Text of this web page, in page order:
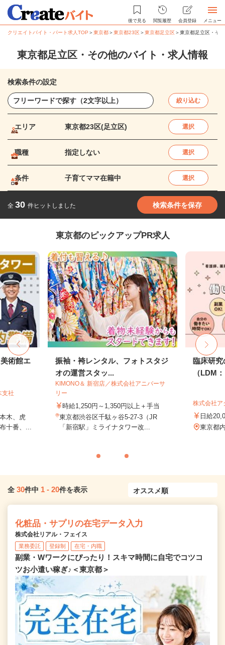
後で見る 閲覧履歴 会員登録 メニュー
クリエイトバイト・パート求人TOP ＞東京都＞東京都23区＞東京都足立区＞東京都足立区・そ
東京都足立区・その他のバイト・求人情報
検索条件の設定
絞り込む
エリア 東京都23区(足立区) 選択
職種 指定しない 選択
条件 子育てママ在籍中 選択
全 30 件ヒットしました 検索条件を保存
東京都のピックアップPR求人
術館エ
社
木、虎
十番、...
振袖・袴レンタル、フォトスタジ
オの運営スタッ...
KIMONO＆ 新宿店／株式会社アニバーサ
リー
時給1,250円～1,350円以上＋手当
東京都渋谷区千駄ヶ谷5-27-3（JR
「新宿駅」ミライナタワー改...
臨床研究
（LDM
株式会社ア
日給
東京都
全 30件中 1 - 20件を表示
化粧品・サプリの在宅データ入力
株式会社リアル・フェイス
業務委託 登録制 在宅・内職
副業・Wワークにぴったり！スキマ時間に自宅でコツコ
ツお小遣い稼ぎ♪＜東京都＞